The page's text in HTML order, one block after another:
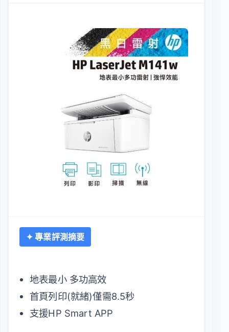
✦ 專業評測摘要
地表最小 多功高效
首頁列印(就緒)僅需8.5秒
支援HP Smart APP